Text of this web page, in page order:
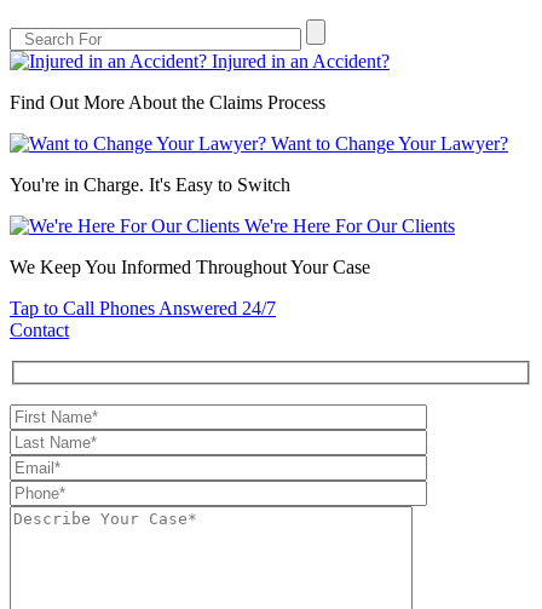
Injured in an Accident?
Find Out More About the Claims Process
Want to Change Your Lawyer?
You're in Charge. It's Easy to Switch
We're Here For Our Clients
We Keep You Informed Throughout Your Case
Tap to Call Phones Answered 24/7
Contact